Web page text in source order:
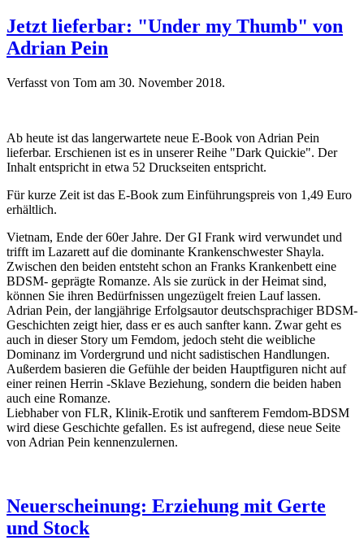
Jetzt lieferbar: "Under my Thumb" von
Adrian Pein
Verfasst von Tom am 30. November 2018.
Ab heute ist das langerwartete neue E-Book von Adrian Pein
lieferbar. Erschienen ist es in unserer Reihe "Dark Quickie". Der
Inhalt entspricht in etwa 52 Druckseiten entspricht.
Für kurze Zeit ist das E-Book zum Einführungspreis von 1,49 Euro
erhältlich.
Vietnam, Ende der 60er Jahre. Der GI Frank wird verwundet und
trifft im Lazarett auf die dominante Krankenschwester Shayla.
Zwischen den beiden entsteht schon an Franks Krankenbett eine
BDSM- geprägte Romanze. Als sie zurück in der Heimat sind,
können Sie ihren Bedürfnissen ungezügelt freien Lauf lassen.
Adrian Pein, der langjährige Erfolgsautor deutschsprachiger BDSM-
Geschichten zeigt hier, dass er es auch sanfter kann. Zwar geht es
auch in dieser Story um Femdom, jedoch steht die weibliche
Dominanz im Vordergrund und nicht sadistischen Handlungen.
Außerdem basieren die Gefühle der beiden Hauptfiguren nicht auf
einer reinen Herrin -Sklave Beziehung, sondern die beiden haben
auch eine Romanze.
Liebhaber von FLR, Klinik-Erotik und sanfterem Femdom-BDSM
wird diese Geschichte gefallen. Es ist aufregend, diese neue Seite
von Adrian Pein kennenzulernen.
Neuerscheinung: Erziehung mit Gerte
und Stock